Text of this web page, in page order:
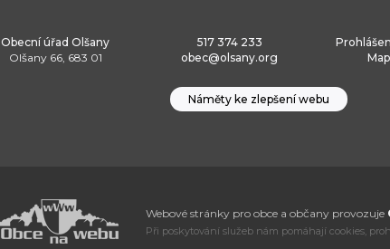
Obecní úřad Olšany
Olšany 66, 683 01
517 374 233
obec@olsany.org
Náměty ke zlepšení webu
Webové stránky pro obce a občany provozuje
Při poskytování služeb nám pomáhají cookies,